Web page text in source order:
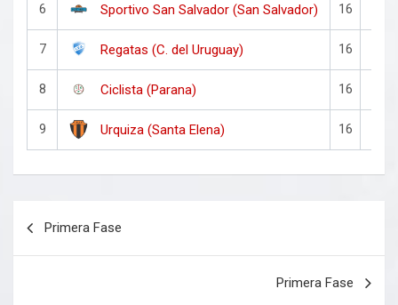
6 Sportivo San Salvador (San Salvador) 16
7 Regatas (C. del Uruguay) 16
8 Ciclista (Parana) 16
9 Urquiza (Santa Elena) 16
Primera Fase
Primera Fase